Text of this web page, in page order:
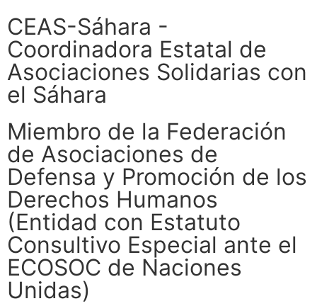
CEAS-Sáhara -
Coordinadora Estatal de
Asociaciones Solidarias con
el Sáhara
Miembro de la Federación
de Asociaciones de
Defensa y Promoción de los
Derechos Humanos
(Entidad con Estatuto
Consultivo Especial ante el
ECOSOC de Naciones
Unidas)